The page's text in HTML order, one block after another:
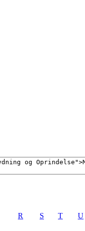
R S T U